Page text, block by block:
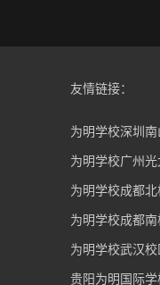
友情链接：
为明学校深圳
为明学校广州
为明学校成都北
为明学校成都南
为明学校武汉校
贵阳为明国际